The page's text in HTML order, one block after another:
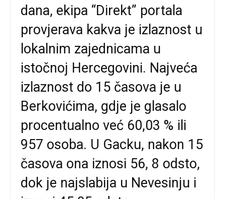
dana, ekipa “Direkt” portala
provjerava kakva je izlaznost u
lokalnim zajednicama u
istočnoj Hercegovini. Najveća
izlaznost do 15 časova je u
Berkovićima, gdje je glasalo
procentualno već 60,03 % ili
957 osoba. U Gacku, nakon 15
časova ona iznosi 56, 8 odsto,
dok je najslabija u Nevesinju i